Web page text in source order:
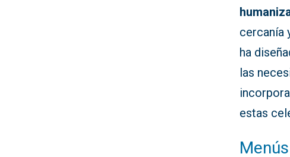
cercanía
ha
las
estas